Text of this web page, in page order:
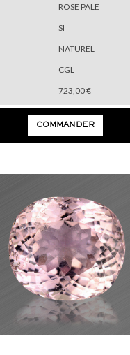
ROSE PALE
SI
NATUREL
CGL
723,00 €
COMMANDER